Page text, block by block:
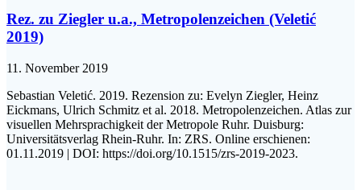
Rez. zu Ziegler u.a., Metropolenzeichen (Veletić
2019)
11. November 2019
Sebastian Veletić. 2019. Rezension zu: Evelyn Ziegler, Heinz
Eickmans, Ulrich Schmitz et al. 2018. Metropolenzeichen. Atlas zur
visuellen Mehrsprachigkeit der Metropole Ruhr. Duisburg:
Universitätsverlag Rhein-Ruhr. In: ZRS. Online erschienen:
01.11.2019 | DOI: https://doi.org/10.1515/zrs-2019-2023.